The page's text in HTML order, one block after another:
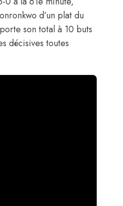
d’un plat du
son total à 10 buts
décisives toutes